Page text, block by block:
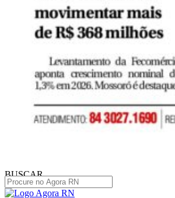
BUSCAR